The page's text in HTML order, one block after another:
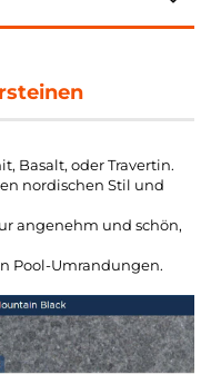
Basalt, oder Travertin.
nordischen Stil und
angenehm und schön,
Pool-Umrandungen.